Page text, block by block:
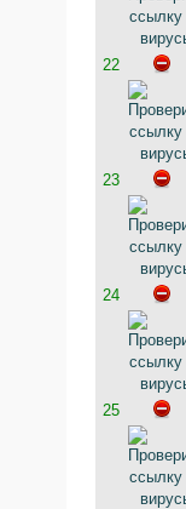
22
23
24
25